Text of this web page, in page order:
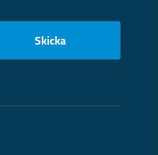
Skicka